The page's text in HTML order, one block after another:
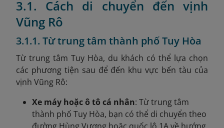
3.1. Cách di chuyển đến vịnh
Vũng Rô
3.1.1. Từ trung tâm thành phố Tuy Hòa
Từ trung tâm Tuy Hòa, du khách có thể lựa chọn
các phương tiện sau để đến khu vực bến tàu của
vịnh Vũng Rô:
Xe máy hoặc ô tô cá nhân: Từ trung tâm
thành phố Tuy Hòa, bạn có thể di chuyển theo